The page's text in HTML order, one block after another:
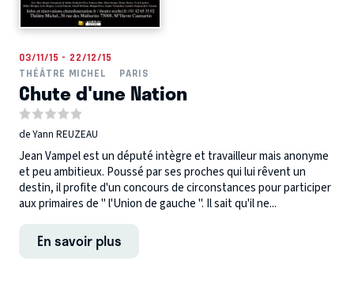
03/11/15 - 22/12/15
THÉÂTRE MICHEL
PARIS
Chute d'une Nation
de Yann REUZEAU
Jean Vampel est un député intègre et travailleur mais anonyme
et peu ambitieux. Poussé par ses proches qui lui rêvent un
destin, il profite d'un concours de circonstances pour participer
aux primaires de " l'Union de gauche ". Il sait qu'il ne...
En savoir plus